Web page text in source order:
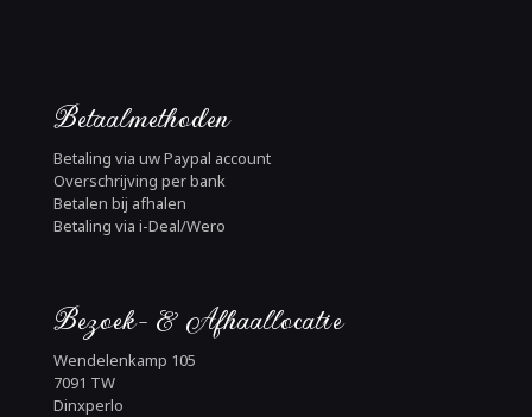
Betaalmethoden
Betaling via uw Paypal account
Overschrijving per bank
Betalen bij afhalen
Betaling via i-Deal/Wero
Bezoek- & Afhaallocatie
Wendelenkamp 105
7091 TW
Dinxperlo